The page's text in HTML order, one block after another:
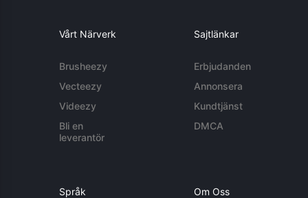
Vårt Närverk
Brusheezy
Vecteezy
Videezy
Bli en
leverantör
Sajtlänkar
Erbjudanden
Annonsera
Kundtjänst
DMCA
Språk Om Oss